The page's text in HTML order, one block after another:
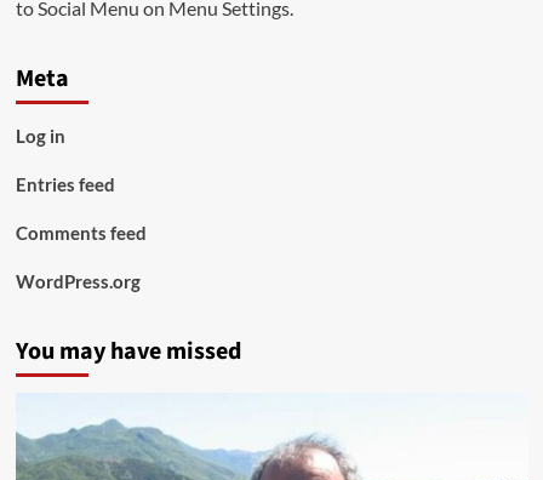
to Social Menu on Menu Settings.
Meta
Log in
Entries feed
Comments feed
WordPress.org
You may have missed